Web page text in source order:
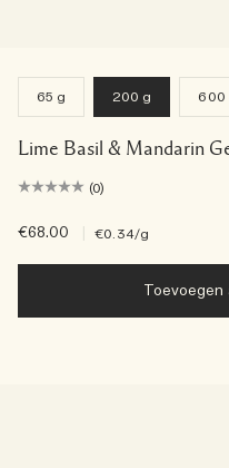
65 g 200 g 600
Lime Basil & Mandarin
(0)
€68.00 €0.34/g
Toevoegen